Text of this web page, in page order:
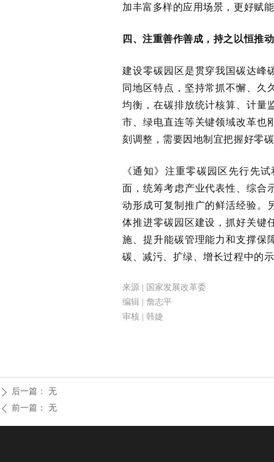
加丰富多样的应用场景，更好赋
四、注重善作善成，持之以恒推
建设零碳园区是贯穿我国碳达峰
同地区特点，坚持常抓不懈、久
均衡，在碳排放统计核算、计量
市、绿电直连等关键领域改革也
刻调整，需要因地制宜把握好零
《通知》注重零碳园区先行先
面，统筹考虑产业代表性、综合
动形成可复制推广的鲜活经验。
体推进零碳园区建设，抓好关键
施、提升能碳管理能力和支撑保
碳、减污、扩绿、增长过程中的
来源 | 国家发展改革委
编辑 | 詹志平
审核 | 韩婕
ꄴ 前一篇： 无
ꄲ 后一篇： 无